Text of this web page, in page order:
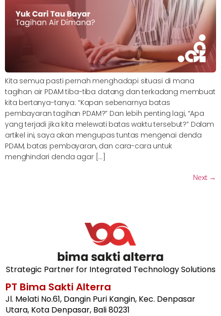
Kita semua pasti pernah menghadapi situasi di mana
tagihan air PDAM tiba-tiba datang dan terkadang membuat
kita bertanya-tanya: “Kapan sebenarnya batas
pembayaran tagihan PDAM?” Dan lebih penting lagi, “Apa
yang terjadi jika kita melewati batas waktu tersebut?” Dalam
artikel ini, saya akan mengupas tuntas mengenai denda
PDAM, batas pembayaran, dan cara-cara untuk
menghindari denda agar […]
Next →
Strategic Partner for Integrated Technology Solutions
PT Bima Sakti Alterra
Jl. Melati No.61, Dangin Puri Kangin, Kec. Denpasar
Utara, Kota Denpasar, Bali 80231